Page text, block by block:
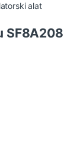
alat
SF8A208